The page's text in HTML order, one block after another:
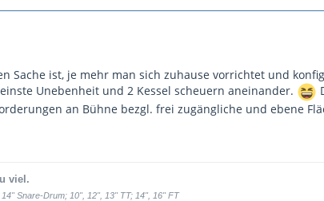
Sache ist, je mehr man sich zuhause vorrichtet und
Unebenheit und 2 Kessel scheuern aneinander.
an Bühne bezgl. frei zugängliche und ebene
viel.
Snare-Drum; 10", 12", 13" TT; 14", 16" FT